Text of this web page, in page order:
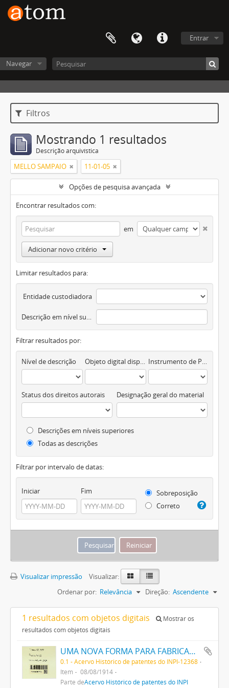
Entrar
Navegar
Filtros
Mostrando 1 resultados
Descrição arquivística
MELLO SAMPAIO 11-01-05
Opções de pesquisa avançada
Encontrar resultados com:
em
Adicionar novo critério
Limitar resultados para:
Entidade custodiadora
Descrição em nível superior
Filtrar resultados por:
Nível de descrição Objeto digital disponível Instrumento de Pesquisa
Status dos direitos autorais Designação geral do material
Descrições em níveis superiores
Todas as descrições
Filtrar por intervalo de datas:
Iniciar Fim
Sobreposição
Correto
Visualizar impressão
Visualizar:
Ordenar por: Relevância Direção: Ascendente
1 resultados com objetos digitais
Mostrar os
resultados com objetos digitais
UMA NOVA FORMA PARA FABRICAR LADRILHOS E SEMELHANTES
0.1 - Acervo Histórico de patentes do INPI-12368
Item
08/08/1914
Parte deAcervo Histórico de patentes do INPI